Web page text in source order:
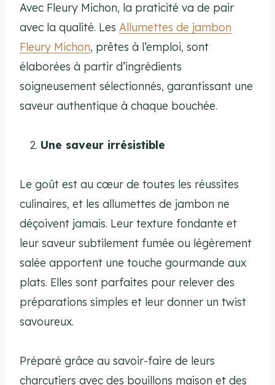
Avec Fleury Michon, la praticité va de pair
avec la qualité. Les Allumettes de jambon
Fleury Michon, prêtes à l’emploi, sont
élaborées à partir d’ingrédients
soigneusement sélectionnés, garantissant une
saveur authentique à chaque bouchée.
Une saveur irrésistible
Le goût est au cœur de toutes les réussites
culinaires, et les allumettes de jambon ne
déçoivent jamais. Leur texture fondante et
leur saveur subtilement fumée ou légèrement
salée apportent une touche gourmande aux
plats. Elles sont parfaites pour relever des
préparations simples et leur donner un twist
savoureux.
Préparé grâce au savoir-faire de leurs
charcutiers avec des bouillons maison et des